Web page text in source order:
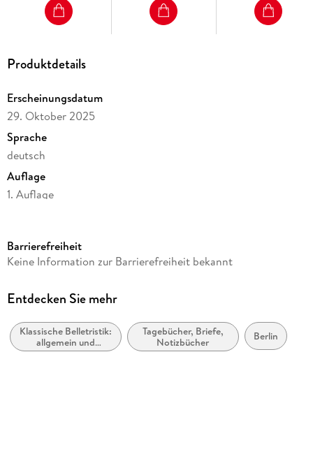
Produktdetails
Erscheinungsdatum
29. Oktober 2025
Sprache
deutsch
Auflage
1. Auflage
Reihe
Autor/Autorin
Verlag/Hersteller
FISCHER Taschenbuch
Barrierefreiheit
Keine Information zur Barrierefreiheit bekannt
Entdecken Sie mehr
Klassische Belletristik:
allgemein und
literarisch
Tagebücher, Briefe,
Notizbücher
Berlin